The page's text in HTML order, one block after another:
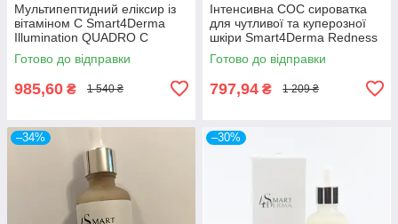
Мультипептидний еліксир із
вітаміном С Smart4Derma
Illumination QUADRO C
ELIXIR PEPTIDES & VITA C
50мл
Готово до відправки
985,60 ₴ 1 540 ₴
Інтенсивна СОС сироватка
для чутливої та куперозної
шкіри Smart4Derma Redness
Correct DERMA SOS SERUM
MAGNOLIA REPAIR
Готово до відправки
797,94 ₴ 1 209 ₴
–34% –30%